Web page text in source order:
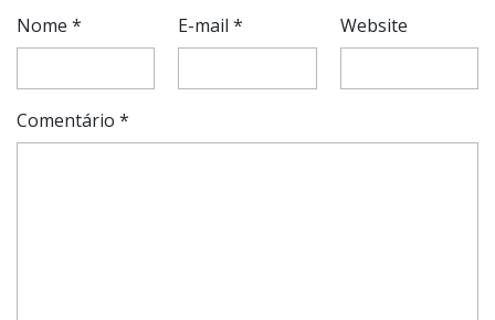
Nome * E-mail* Website
Comentário *